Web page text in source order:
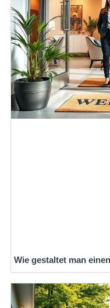
Wie gestaltet man